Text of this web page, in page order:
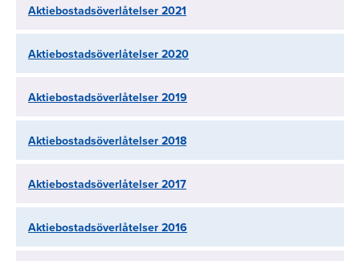
Aktiebostadsöverlåtelser 2021
Aktiebostadsöverlåtelser 2020
Aktiebostadsöverlåtelser 2019
Aktiebostadsöverlåtelser 2018
Aktiebostadsöverlåtelser 2017
Aktiebostadsöverlåtelser 2016